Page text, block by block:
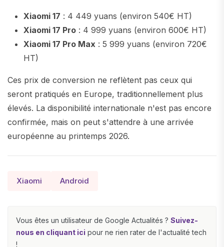
Xiaomi 17 : 4 449 yuans (environ 540€ HT)
Xiaomi 17 Pro : 4 999 yuans (environ 600€ HT)
Xiaomi 17 Pro Max : 5 999 yuans (environ 720€
HT)
Ces prix de conversion ne reflètent pas ceux qui
seront pratiqués en Europe, traditionnellement plus
élevés. La disponibilité internationale n'est pas encore
confirmée, mais on peut s'attendre à une arrivée
européenne au printemps 2026.
Xiaomi Android
Vous êtes un utilisateur de Google Actualités ? Suivez-
nous en cliquant ici pour ne rien rater de l'actualité tech
!